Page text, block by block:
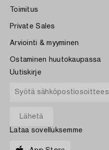
Toimitus
Private Sales
Arviointi & myyminen
Ostaminen huutokaupassa
Uutiskirje
Lataa sovelluksemme